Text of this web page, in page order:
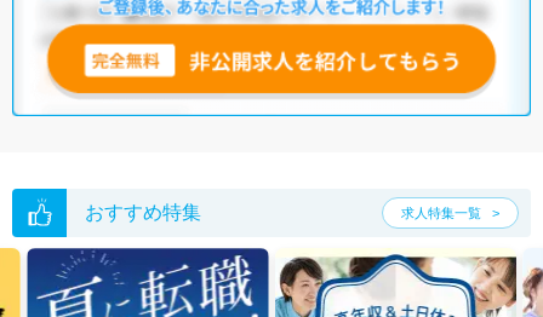
おすすめ特集 求人特集一覧